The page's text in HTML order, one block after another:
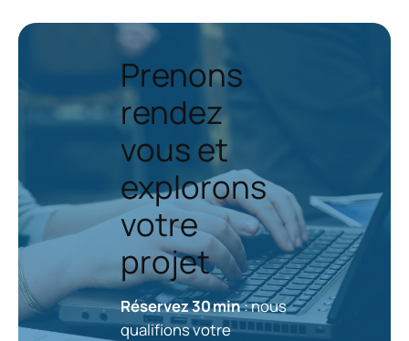
Prenons
rendez
vous et
explorons
votre
projet
Réservez 30 min: nous
qualifions votre